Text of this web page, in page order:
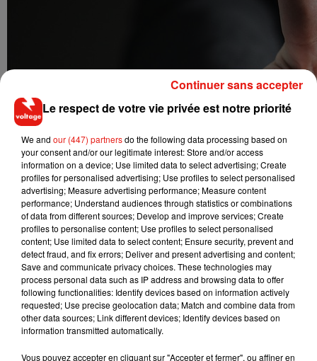
Le respect de votre vie privée est notre priorité
We and our (447) partnersdo the following data processing based on
your consent and/or our legitimate interest: Store and/or access
information on a device; Use limited data to select advertising; Create
profiles for personalised advertising; Use profiles to select personalised
advertising; Measure advertising performance; Measure content
performance; Understand audiences through statistics or combinations
of data from different sources; Develop and improve services; Create
profiles to personalise content; Use profiles to select personalised
content; Use limited data to select content; Ensure security, prevent and
detect fraud, and fix errors; Deliver and present advertising and content;
Save and communicate privacy choices. These technologies may
process personal data such as IP address and browsing data to offer
following functionalities: Identify devices based on information actively
requested; Use precise geolocation data; Match and combine data from
other data sources; Link different devices; Identify devices based on
information transmitted automatically.
Vous pouvez accepter en cliquant sur "Accepter et fermer", ou affiner en
Continuer sans accepter